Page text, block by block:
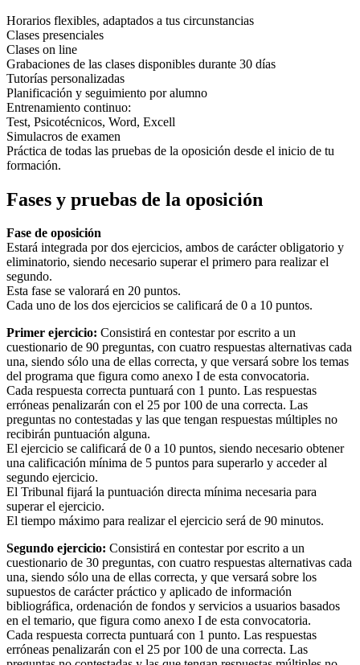
Horarios flexibles, adaptados a tus circunstancias
Clases presenciales
Clases on line
Grabaciones de las clases disponibles durante 30 días
Tutorías personalizadas
Planificación y seguimiento por alumno
Entrenamiento continuo:
Test, Psicotécnicos, Word, Excell
Simulacros de examen
Práctica de todas las pruebas de la oposición desde el inicio de tu
formación.
Fases y pruebas de la oposición
Fase de oposición
Estará integrada por dos ejercicios, ambos de carácter obligatorio y
eliminatorio, siendo necesario superar el primero para realizar el
segundo.
Esta fase se valorará en 20 puntos.
Cada uno de los dos ejercicios se calificará de 0 a 10 puntos.
Primer ejercicio: Consistirá en contestar por escrito a un
cuestionario de 90 preguntas, con cuatro respuestas alternativas cada
una, siendo sólo una de ellas correcta, y que versará sobre los temas
del programa que figura como anexo I de esta convocatoria.
Cada respuesta correcta puntuará con 1 punto. Las respuestas
erróneas penalizarán con el 25 por 100 de una correcta. Las
preguntas no contestadas y las que tengan respuestas múltiples no
recibirán puntuación alguna.
El ejercicio se calificará de 0 a 10 puntos, siendo necesario obtener
una calificación mínima de 5 puntos para superarlo y acceder al
segundo ejercicio.
El Tribunal fijará la puntuación directa mínima necesaria para
superar el ejercicio.
El tiempo máximo para realizar el ejercicio será de 90 minutos.
Segundo ejercicio: Consistirá en contestar por escrito a un
cuestionario de 30 preguntas, con cuatro respuestas alternativas cada
una, siendo sólo una de ellas correcta, y que versará sobre los
supuestos de carácter práctico y aplicado de información
bibliográfica, ordenación de fondos y servicios a usuarios basados
en el temario, que figura como anexo I de esta convocatoria.
Cada respuesta correcta puntuará con 1 punto. Las respuestas
erróneas penalizarán con el 25 por 100 de una correcta. Las